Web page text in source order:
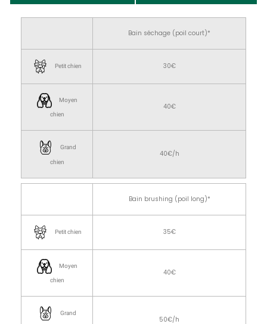
Bain séchage (poil court)*
Petit chien 30€
Moyen
chien
40€
Grand
chien
40€/h
Bain brushing (poil long)*
Petit chien 35€
Moyen
chien
40€
Grand
50€/h